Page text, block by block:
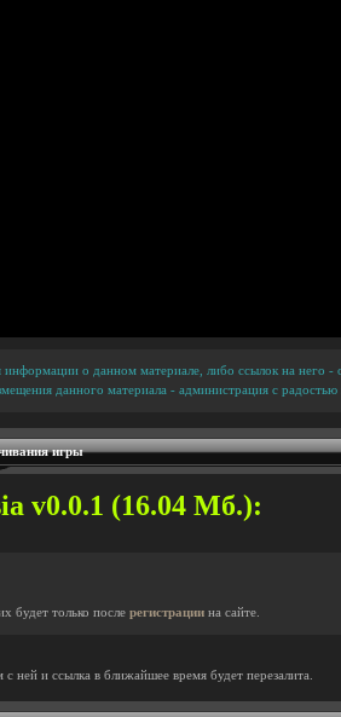
о данном материале, либо ссылок на него -
данного материала - администрация с
игры
v0.0.1 (16.04 Мб.):
будет только после регистрациина сайте.
с ней и ссылка в ближайшее время будет перезалита.